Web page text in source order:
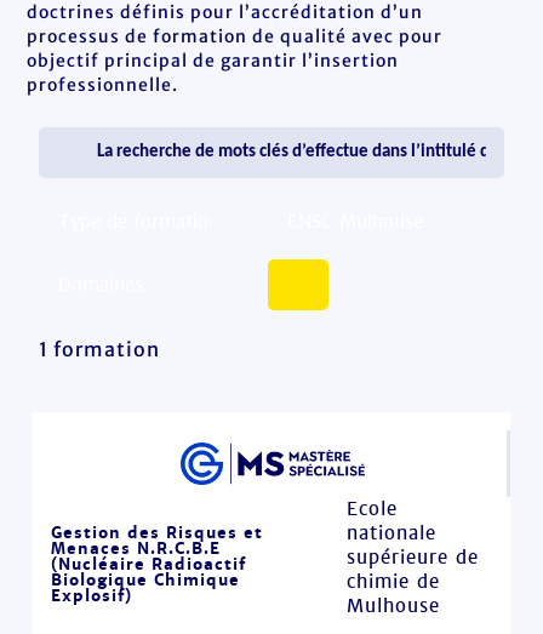
doctrines définis pour l’accréditation d’un
processus de formation de qualité avec pour
objectif principal de garantir l’insertion
professionnelle.
1 formation
Gestion des Risques et
Menaces N.R.C.B.E
(Nucléaire Radioactif
Biologique Chimique
Explosif)
Ecole
nationale
supérieure de
chimie de
Mulhouse